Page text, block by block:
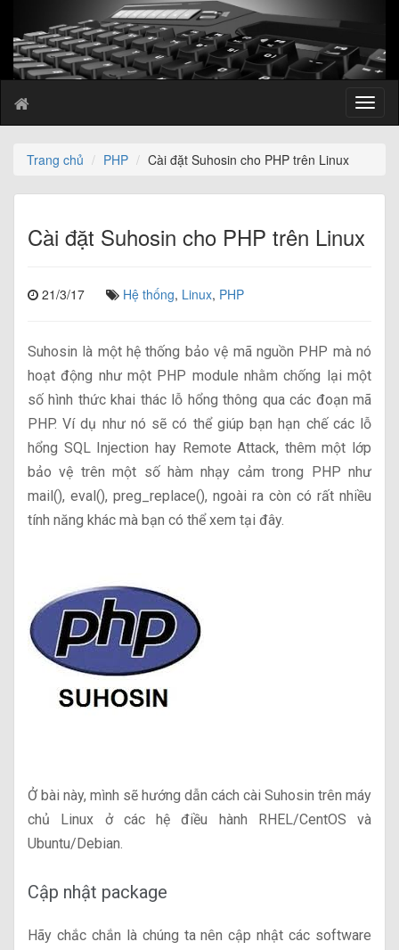
T
o
e
o
n
Trang chủ PHP Cài đặt Suhosin cho PHP trên Linux
Cài đặt Suhosin cho PHP trên Linux
21/3/17 Hệ thống, Linux, PHP
Suhosin là một hệ thống bảo vệ mã nguồn PHP mà nó
hoạt động như một PHP module nhằm chống lại một
số hình thức khai thác lỗ hổng thông qua các đoạn mã
PHP. Ví dụ như nó sẽ có thể giúp bạn hạn chế các lỗ
hổng SQL Injection hay Remote Attack, thêm một lớp
bảo vệ trên một số hàm nhạy cảm trong PHP như
mail(), eval(), preg_replace(), ngoài ra còn có rất nhiều
tính năng khác mà bạn có thể xem tại đây.
Ở bài này, mình sẽ hướng dẫn cách cài Suhosin trên máy
chủ Linux ở các hệ điều hành RHEL/CentOS và
Ubuntu/Debian.
Cập nhật package
Hãy chắc chắn là chúng ta nên cập nhật các software